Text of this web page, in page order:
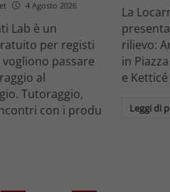
4 Agosto 2026
Lab è un
per registi
passare
al
Tutoraggio,
con i produ
La
rilievo:
in
e
Leggi di